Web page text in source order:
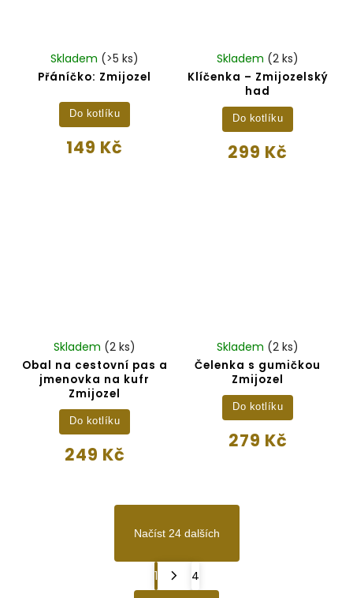
Přáníčko: Zmijozel
Skladem (>5 ks)
149 Kč
Do kotlíku
Klíčenka – Zmijozelský
had
Skladem (2 ks)
299 Kč
Do kotlíku
Obal na cestovní pas a
jmenovka na kufr
Zmijozel
Skladem (2 ks)
249 Kč
Do kotlíku
Čelenka s gumičkou
Zmijozel
Skladem (2 ks)
279 Kč
Do kotlíku
Načíst 24 dalších
1
4